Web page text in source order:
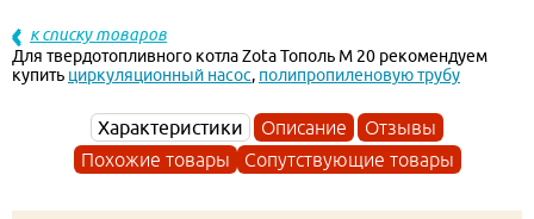
к списку товаров
Для твердотопливного котла Zota Тополь М 20 рекомендуем
купить циркуляционный насос, полипропиленовую трубу
Характеристики Описание
Отзывы
Похожие товары
Сопутствующие товары